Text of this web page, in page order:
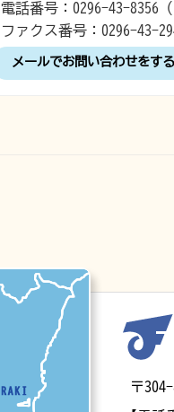
電話番号：0296-43-8356（
ファクス番号：0296-43-
メールでお問い合わせをする
〒